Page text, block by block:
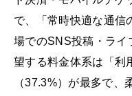
で、「常時快適な通信
場でのSNS投稿・ライ
望する料金体系は「利
（37.3%）が最多で、